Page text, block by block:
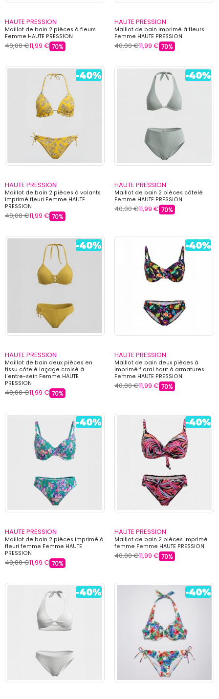
HAUTE PRESSION
Maillot de bain 2 pièces à fleurs
Femme HAUTE PRESSION
40,00 €11,99 € 70%
HAUTE PRESSION
Maillot de bain imprimé à fleurs
Femme HAUTE PRESSION
40,00 €11,99 € 70%
HAUTE PRESSION
Maillot de bain 2 pièces à volants
imprimé fleuri Femme HAUTE
PRESSION
40,00 €11,99 € 70%
HAUTE PRESSION
Maillot de bain 2 pièces côtelé
Femme HAUTE PRESSION
40,00 €11,99 € 70%
HAUTE PRESSION
Maillot de bain deux pièces en
tissu côtelé laçage croisé à
l'entre-sein Femme HAUTE
PRESSION
40,00 €11,99 € 70%
HAUTE PRESSION
Maillot de bain deux pièces à
imprimé floral haut à armatures
Femme HAUTE PRESSION
40,00 €11,99 € 70%
HAUTE PRESSION
Maillot de bain 2 pièces imprimé à
fleuri femme Femme HAUTE
PRESSION
40,00 €11,99 € 70%
HAUTE PRESSION
Maillot de bain 2 pièces imprimé
femme Femme HAUTE PRESSION
40,00 €11,99 € 70%